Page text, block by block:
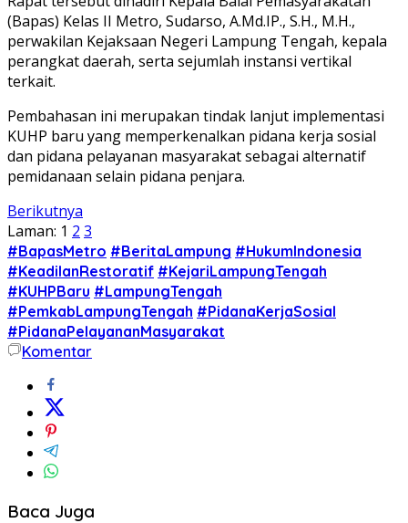
(Bapas) Kelas II Metro, Sudarso, A.Md.IP., S.H., M.H.,
perwakilan Kejaksaan Negeri Lampung Tengah, kepala
perangkat daerah, serta sejumlah instansi vertikal
terkait.
Pembahasan ini merupakan tindak lanjut implementasi
KUHP baru yang memperkenalkan pidana kerja sosial
dan pidana pelayanan masyarakat sebagai alternatif
pemidanaan selain pidana penjara.
Berikutnya
Laman: 1 2 3
#BapasMetro #BeritaLampung #HukumIndonesia
#KeadilanRestoratif #KejariLampungTengah
#KUHPBaru #LampungTengah
#PemkabLampungTengah #PidanaKerjaSosial
#PidanaPelayananMasyarakat
Komentar
Baca Juga